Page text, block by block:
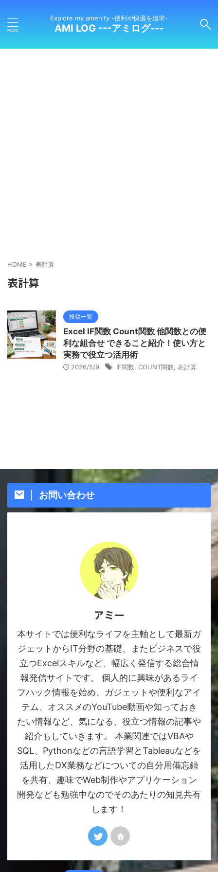
Explore my amenity -便利や快適を追求-
AMI LOG ---アミログ---
HOME > 表計算
表計算
投稿一覧
Excel IF関数 Count関数 他関数との便
利な組合せ できること紹介！使い方と
実務で役立つ活用術
2026/5/9 IF関数 COUNT関数 表計算
お問い合わせ
アミー
本サイトでは便利なライフを主軸として最新ガ
ジェットからIT分野の基礎、またビジネスで役
立つExcelスキルなど、幅広く発信する総合情
報発信サイトです。 個人的に興味があるライ
フハック情報を始め、ガジェットや便利なアイ
テム、オススメのYouTube動画や知っておき
たい情報など、気になる、役立つ情報の記事や
紹介もしていきます。 本業関連ではVBAや
SQL、Pythonなどの言語学習とTableauなどを
活用したDX業務などについての自分用備忘録
を共有、趣味でWeb制作やアプリケーション
開発なども勉強中なのでそのあたりの知見共有
します！